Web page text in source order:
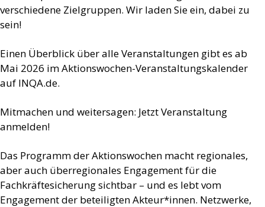
verschiedene Zielgruppen. Wir laden Sie ein, dabei zu
sein!
Einen Überblick über alle Veranstaltungen gibt es ab
Mai 2026 im Aktionswochen-Veranstaltungskalender
auf INQA.de.
Mitmachen und weitersagen: Jetzt Veranstaltung
anmelden!
Das Programm der Aktionswochen macht regionales,
aber auch überregionales Engagement für die
Fachkräftesicherung sichtbar – und es lebt vom
Engagement der beteiligten Akteur*innen. Netzwerke,